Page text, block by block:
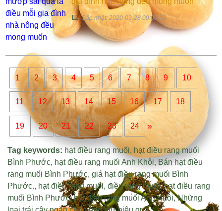
📅Cập nhật: 2020-03-28 09:00:23
1 2 3 4 5 6 7 8 9 10
11 12 13 14 15 16 17 18
19 20 21 22 23 24 »
Tag keywords: hạt điều rang muối, hạt điều rang muối
Bình Phước, hạt điều rang muối Anh Khôi,Bán hạt điều
rang muối Bình Phước,giá hạt điều rang muối Bình
Phước., hạt điều rang muối,điều rang muối,hạt điều rang
muối Bình Phước,hạt điều rang muối Anh Khôi,Những